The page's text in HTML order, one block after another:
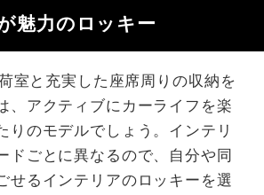
魅力のロッキー
室と充実した座席周りの収納を
、アクティブにカーライフを楽
りのモデルでしょう。インテリ
ドごとに異なるので、自分や同
せるインテリアのロッキーを選